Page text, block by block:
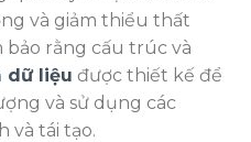
và giảm thiểu thất
rằng cấu trúc và
dữ liệu được thiết kế để
và sử dụng các
và tái tạo.